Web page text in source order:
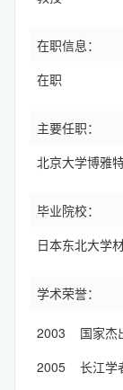
在职信息：
在职
主要任职：
北京大学博雅
毕业院校：
日本东北大学
学术荣誉：
2003 国家杰
2005 长江学